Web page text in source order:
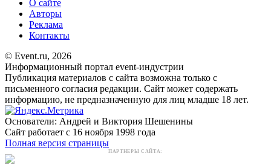
О сайте
Авторы
Реклама
Контакты
© Event.ru, 2026
Информационный портал event-индустрии
Публикация материалов с сайта возможна только с
письменного согласия редакции. Сайт может содержать
информацию, не предназначенную для лиц младше 18 лет.
Основатели: Андрей и Виктория Шешенины
Сайт работает с 16 ноября 1998 года
Полная версия страницы
ПАРТНЕРЫ САЙТА: